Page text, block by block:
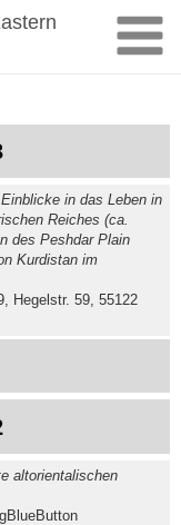
in das Leben in
Reiches (ca.
des Peshdar Plain
Kurdistan im
Hegelstr. 59, 55122
altorientalischen